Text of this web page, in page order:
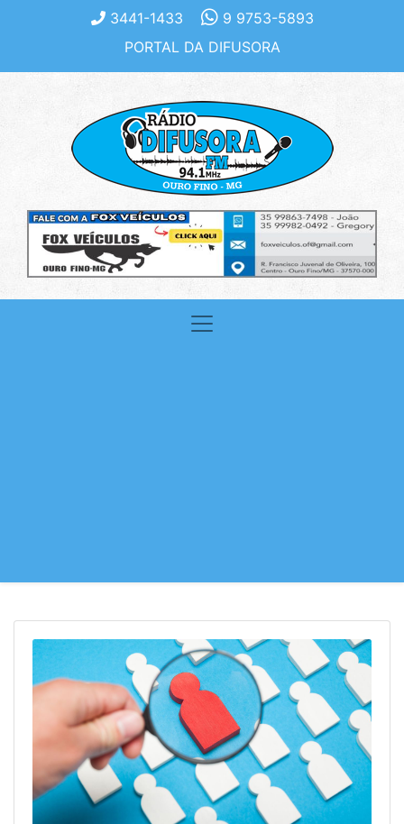
3441-1433
9 9753-5893
PORTAL DA DIFUSORA